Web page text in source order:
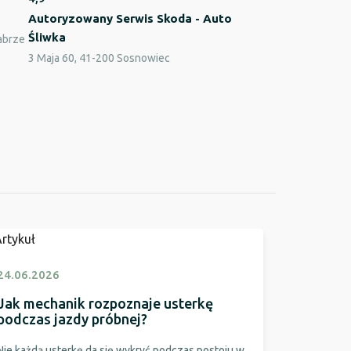
Autoryzowany Serwis Skoda - Auto
Śliwka
3 Maja 60, 41-200 Sosnowiec
mechanik rozpoznaje usterkę
jazdy próbnej?